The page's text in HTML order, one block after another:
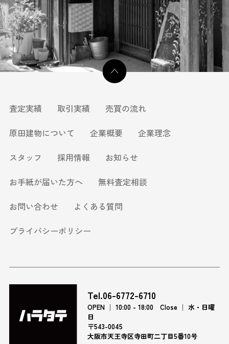
Tel.06-6772-6710
OPEN │ 10:00 - 18:00 Close │ 水・日曜
日
〒543-0045
大阪市天王寺区寺田町二丁目5番10号
査定実績 取引実績
売買の流れ
原田建物について
企業概要
企業理念
スタッフ
採用情報
お知らせ
お手紙が届いた方へ
無料査定相談
お問い合わせ
よくある質問
プライバシーポリシー